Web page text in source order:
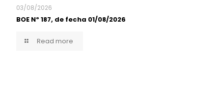
03/08/2026
BOE Nº 187, de fecha 01/08/2026
Read more